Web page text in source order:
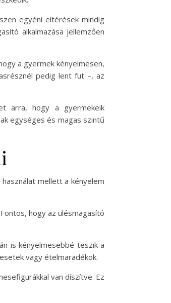
egyéni eltérések mindig
alkalmazása jellemzően
a gyermek kényelmesen,
pedig lent fut –, az
arra, hogy a gyermekeik
egységes és magas szintű
mellett a kényelem
hogy az ülésmagasító
is kényelmesebbé teszik a
vagy ételmaradékok.
van díszítve. Ez